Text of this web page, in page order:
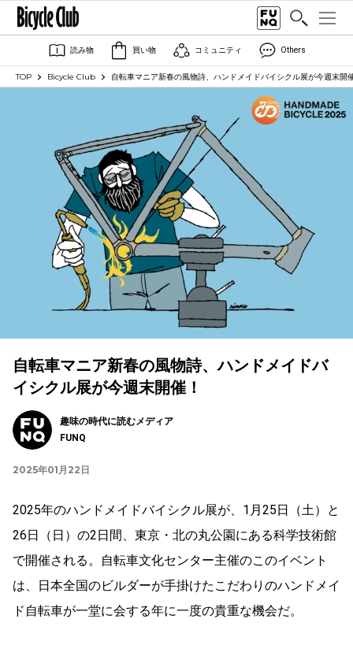
読み物 買い物 コミュニティ Others
TOP Bicycle Club 自転車マニア新春の風物詩、ハンドメイドバイシクル展が今週末開
自転車マニア新春の風物詩、ハンドメイドバ
イシクル展が今週末開催！
趣味の時代に読むメディア
FUNQ
2025年01月22日
2025年のハンドメイドバイシクル展が、1月25日（土）と
26日（日）の2日間、東京・北の丸公園にある科学技術館
で開催される。自転車文化センター主催のこのイベント
は、日本全国のビルダーが手掛けたこだわりのハンドメイ
ド自転車が一堂に会する年に一度の貴重な機会だ。